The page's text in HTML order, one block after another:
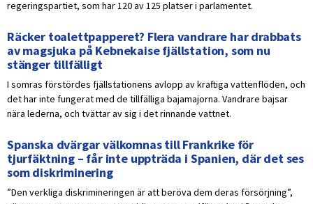
regeringspartiet, som har 120 av 125 platser i parlamentet.
Räcker toalettpapperet? Flera vandrare har drabbats
av magsjuka på Kebnekaise fjällstation, som nu
stänger tillfälligt
I somras förstördes fjällstationens avlopp av kraftiga vattenflöden, och
det har inte fungerat med de tillfälliga bajamajorna. Vandrare bajsar
nära lederna, och tvättar av sig i det rinnande vattnet.
Spanska dvärgar välkomnas till Frankrike för
tjurfäktning – får inte uppträda i Spanien, där det ses
som diskriminering
”Den verkliga diskrimineringen är att beröva dem deras försörjning”,